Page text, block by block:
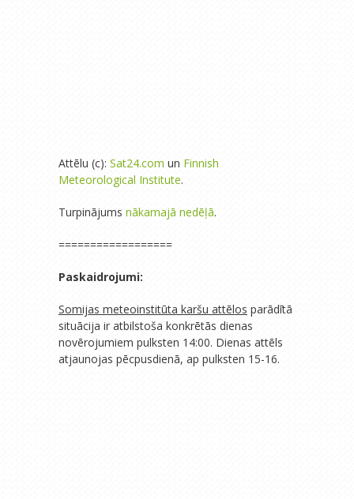
Attēlu (c): Sat24.com un Finnish
Meteorological Institute.
Turpinājums nākamajā nedēļā.
==================
Paskaidrojumi:
Somijas meteoinstitūta karšu attēlos parādītā
situācija ir atbilstoša konkrētās dienas
novērojumiem pulksten 14:00. Dienas attēls
atjaunojas pēcpusdienā, ap pulksten 15-16.